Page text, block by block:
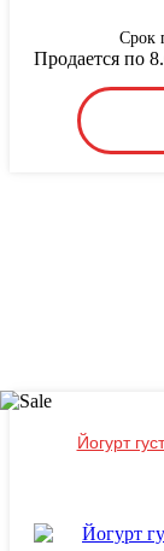
Срок
Продается по
Йогурт